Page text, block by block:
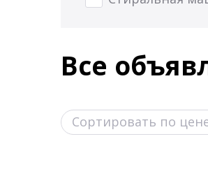
Все
Сортировать по